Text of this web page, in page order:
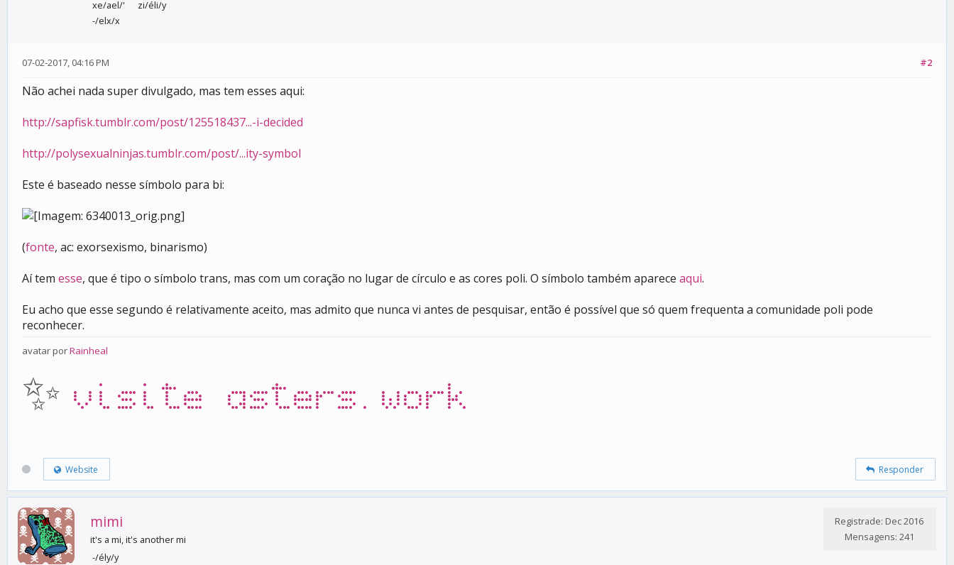
xe/ael/'
zi/éli/y
-/elx/x
#2
07-02-2017, 04:16 PM
Não achei nada super divulgado, mas tem esses aqui:
http://sapfisk.tumblr.com/post/125518437...-i-decided
http://polysexualninjas.tumblr.com/post/...ity-symbol
Este é baseado nesse símbolo para bi:
(fonte, ac: exorsexismo, binarismo)
Aí tem esse, que é tipo o símbolo trans, mas com um coração no lugar de círculo e as cores poli. O símbolo também aparece aqui.
Eu acho que esse segundo é relativamente aceito, mas admito que nunca vi antes de pesquisar, então é possível que só quem frequenta a comunidade poli pode
reconhecer.
avatar porRainheal
✨ visite asters.work
Website Responder
mimi
it's a mi, it's another mi
-/ély/y
Registrade: Dec 2016
Mensagens: 241